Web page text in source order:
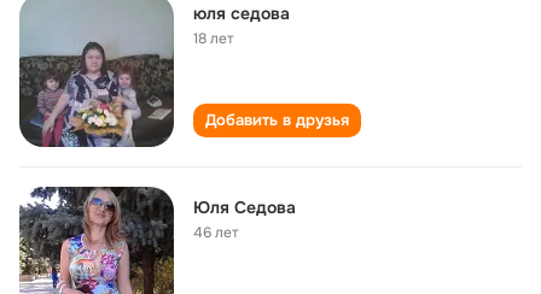
юля седова
18 лет
Добавить в друзья
Юля Седова
46 лет